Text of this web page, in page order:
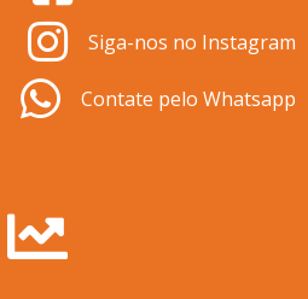
Siga-nos no Instagram
Contate pelo Whatsapp